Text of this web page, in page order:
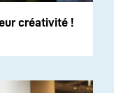
créativité !